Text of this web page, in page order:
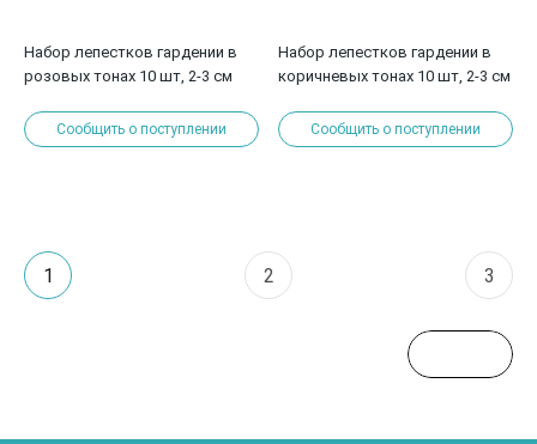
Набор лепестков гардении в
розовых тонах 10 шт, 2-3 см
Сообщить о поступлении
Набор лепестков гардении в
коричневых тонах 10 шт, 2-3 см
Сообщить о поступлении
1 2 3